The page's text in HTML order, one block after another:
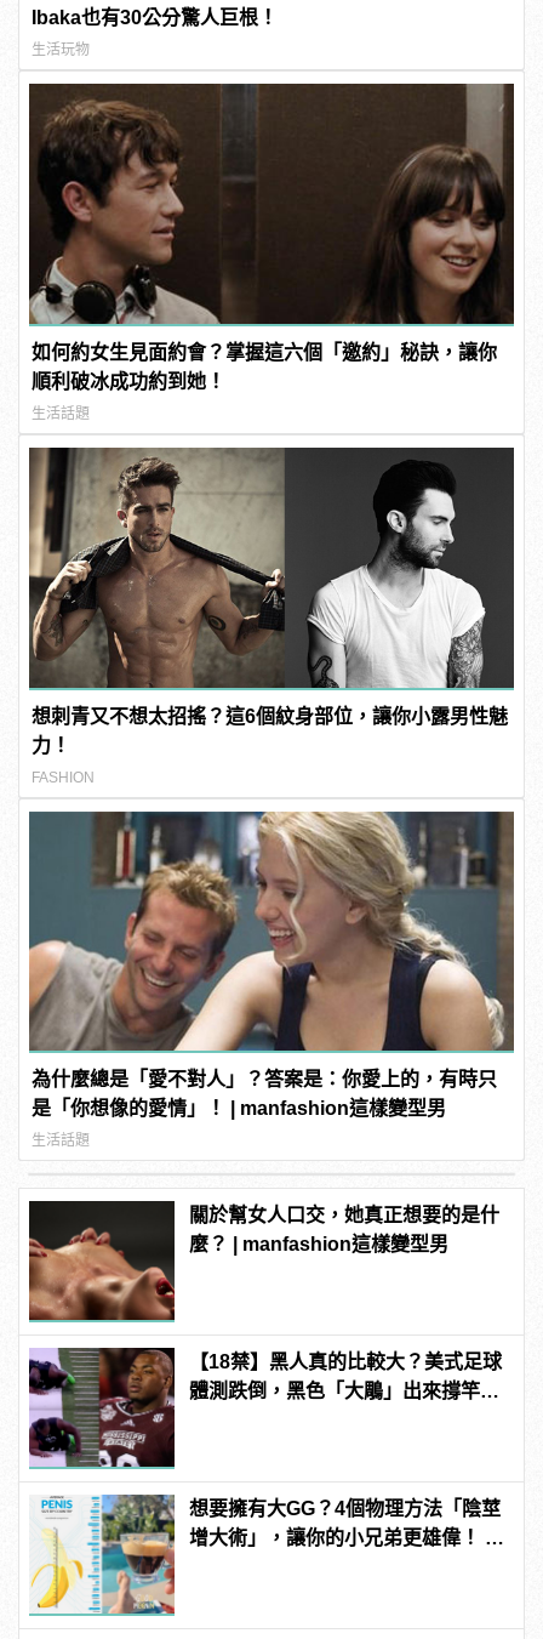
Ibaka也有30公分驚人巨根！
生活玩物
如何約女生見面約會？掌握這六個「邀約」秘訣，讓你
順利破冰成功約到她！
生活話題
想刺青又不想太招搖？這6個紋身部位，讓你小露男性魅
力！
FASHION
為什麼總是「愛不對人」？答案是：你愛上的，有時只
是「你想像的愛情」！ | manfashion這樣變型男
生活話題
關於幫女人口交，她真正想要的是什
麼？ | manfashion這樣變型男
【18禁】黑人真的比較大？美式足球
體測跌倒，黑色「大鵰」出來撐竿
想要擁有大GG？4個物理方法「陰莖
增大術」，讓你的小兄弟更雄偉！ |